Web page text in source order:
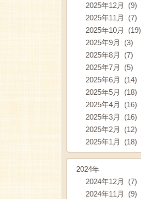
2025年12月 (9)
2025年11月 (7)
2025年10月 (19)
2025年9月 (3)
2025年8月 (7)
2025年7月 (5)
2025年6月 (14)
2025年5月 (18)
2025年4月 (16)
2025年3月 (16)
2025年2月 (12)
2025年1月 (18)
2024年
2024年12月 (7)
2024年11月 (9)